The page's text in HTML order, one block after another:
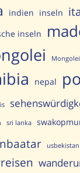
indien inseln
inseln
nepal
sri lanka
usbekistan